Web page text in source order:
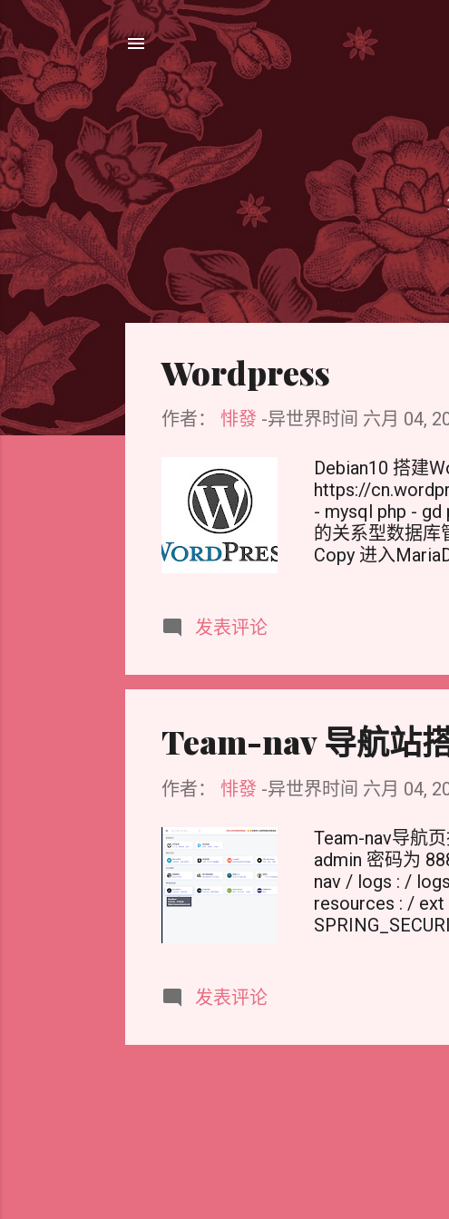
Wordpress
作者： 悱發 -异世界时间 六月 04,
Debian10 搭建
https://
- mysql php - gd
的关系型数据库
Copy 进入
PRIVILEGES
Wordpress 将
到 Web 服务器
/var/www/html/
发表评论
Team-nav 导航站
作者： 悱發 -异世界时间 六月 04,
Team-nav导航
admin 密码为
nav / logs : /
resources : / ext
发表评论